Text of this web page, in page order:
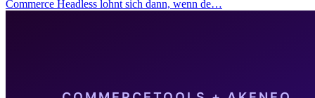
Commerce Headless lohnt sich dann, wenn de…